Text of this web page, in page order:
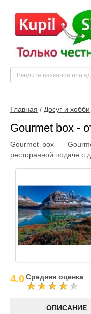
Главная / Досуг и хобби
Gourmet box -
Gourmet box -
ресторанной подаче с
4.0Средняя оценка
ОПИСАНИЕ